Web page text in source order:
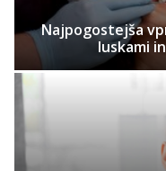
Najpogostejša
luskami